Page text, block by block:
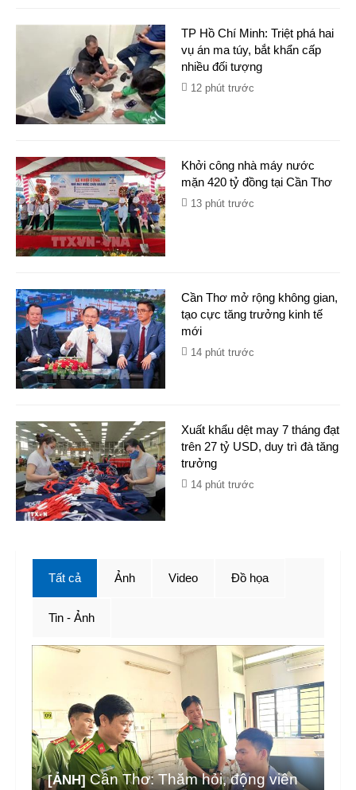
TP Hồ Chí Minh: Triệt phá hai
vụ án ma túy, bắt khẩn cấp
nhiều đối tượng
12 phút trước
Khởi công nhà máy nước
mặn 420 tỷ đồng tại Cần Thơ
13 phút trước
Cần Thơ mở rộng không gian,
tạo cực tăng trưởng kinh tế
mới
14 phút trước
Xuất khẩu dệt may 7 tháng đạt
trên 27 tỷ USD, duy trì đà tăng
trưởng
14 phút trước
Tất cả
[ẢNH] Cần Thơ: Thăm hỏi, động viên
Ảnh Video Đồ họa
Tin - Ảnh